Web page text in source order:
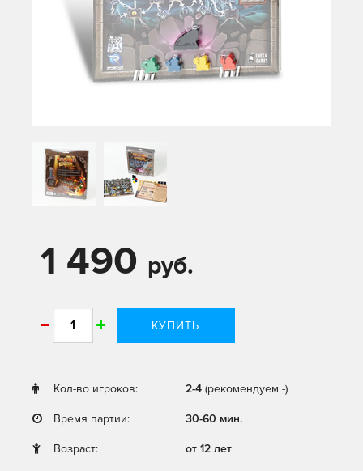
1 490 руб.
КУПИТЬ
Кол-во игроков: 2-4 (рекомендуем -)
Время партии: 30-60 мин.
Возраст: от 12 лет